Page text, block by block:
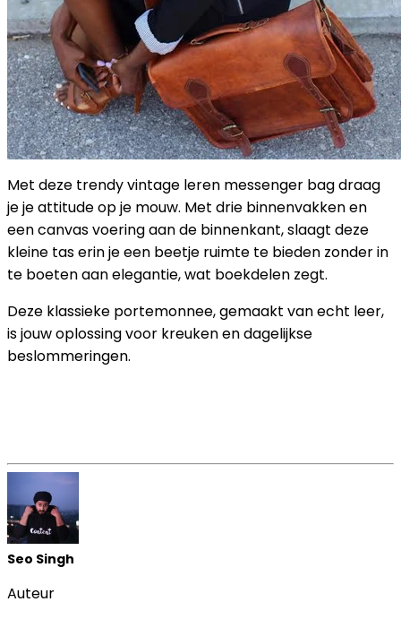
Met deze trendy vintage leren messenger bag draag
je je attitude op je mouw. Met drie binnenvakken en
een canvas voering aan de binnenkant, slaagt deze
kleine tas erin je een beetje ruimte te bieden zonder in
te boeten aan elegantie, wat boekdelen zegt.
Deze klassieke portemonnee, gemaakt van echt leer,
is jouw oplossing voor kreuken en dagelijkse
beslommeringen.
Seo Singh
Auteur